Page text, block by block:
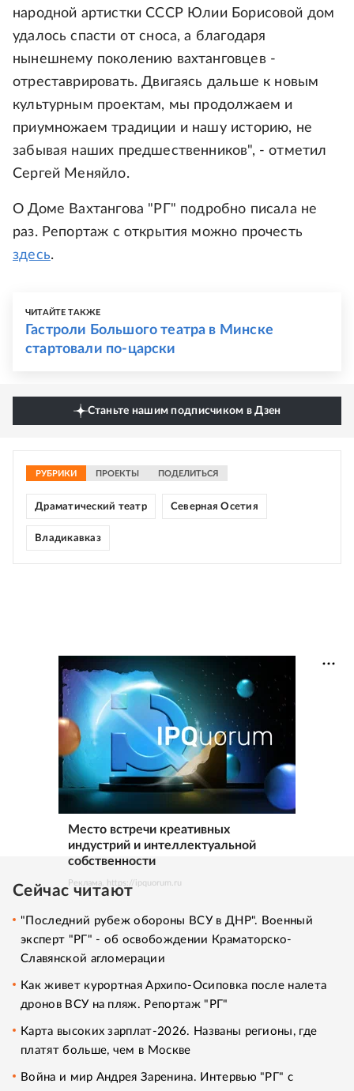
народной артистки СССР Юлии Борисовой дом
удалось спасти от сноса, а благодаря
нынешнему поколению вахтанговцев -
отреставрировать. Двигаясь дальше к новым
культурным проектам, мы продолжаем и
приумножаем традиции и нашу историю, не
забывая наших предшественников", - отметил
Сергей Меняйло.
О Доме Вахтангова "РГ" подробно писала не
раз. Репортаж с открытия можно прочесть
здесь.
ЧИТАЙТЕ ТАКЖЕ
Гастроли Большого театра в Минске
стартовали по-царски
Станьте нашим подписчиком в Дзен
РУБРИКИ ПРОЕКТЫ ПОДЕЛИТЬСЯ
Драматический театр Северная Осетия
Владикавказ
Место встречи креативных
индустрий и интеллектуальной
собственности
Реклама. https://ipquorum.ru
Сейчас читают
"Последний рубеж обороны ВСУ в ДНР". Военный
эксперт "РГ" - об освобождении Краматорско-
Славянской агломерации
Как живет курортная Архипо-Осиповка после налета
дронов ВСУ на пляж. Репортаж "РГ"
Карта высоких зарплат-2026. Названы регионы, где
платят больше, чем в Москве
Война и мир Андрея Заренина. Интервью "РГ" с